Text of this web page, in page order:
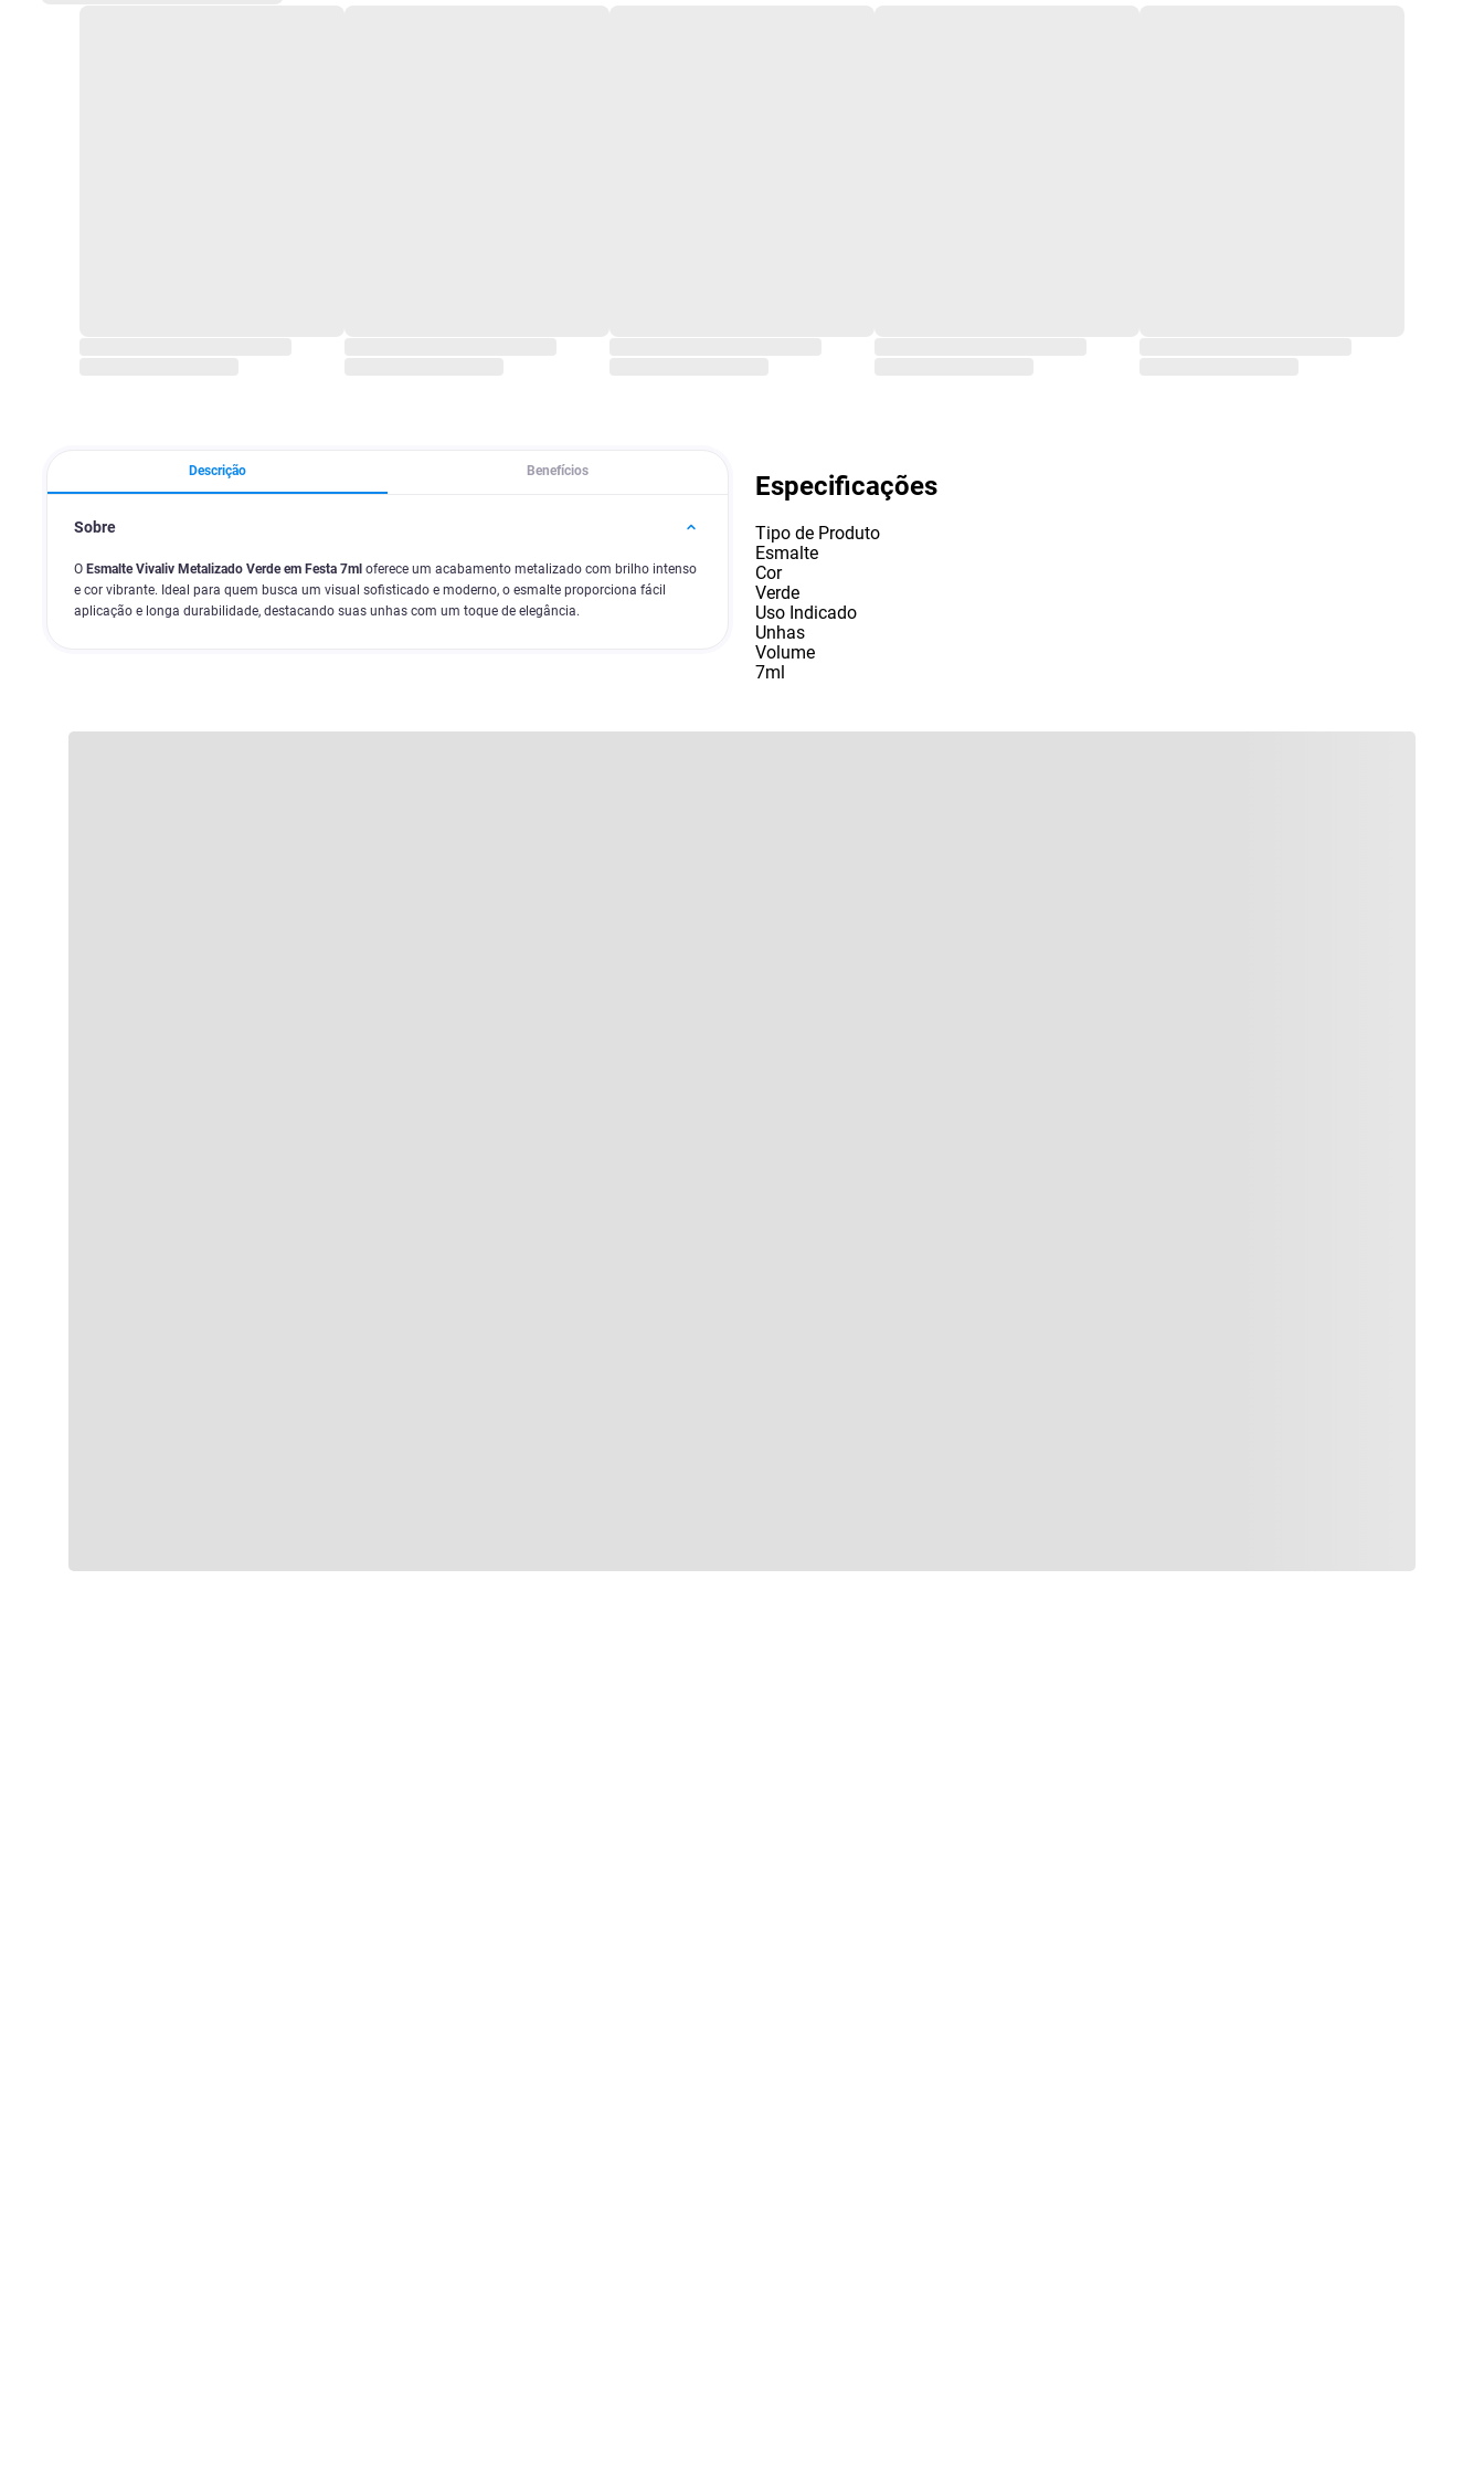
Descrição Benefícios
Sobre
O Esmalte Vivaliv Metalizado Verde em Festa 7ml oferece um acabamento metalizado com brilho intenso
e cor vibrante. Ideal para quem busca um visual sofisticado e moderno, o esmalte proporciona fácil
aplicação e longa durabilidade, destacando suas unhas com um toque de elegância.
Especificações
Tipo de Produto
Esmalte
Cor
Verde
Uso Indicado
Unhas
Volume
7ml